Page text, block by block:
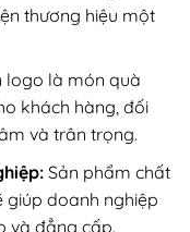
thương hiệu một
logo là món quà
khách hàng, đối
và trân trọng.
Sản phẩm chất
giúp doanh nghiệp
và đẳng cấp.